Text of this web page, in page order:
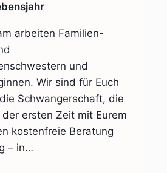
arbeiten Familien-
und
Wir sind für Euch
Schwangerschaft, die
ersten Zeit mit Eurem
kostenfreie Beratung
– in…